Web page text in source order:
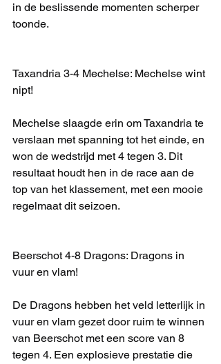
in de beslissende momenten scherper
toonde.
Taxandria 3-4 Mechelse: Mechelse wint
nipt!
Mechelse slaagde erin om Taxandria te
verslaan met spanning tot het einde, en
won de wedstrijd met 4 tegen 3. Dit
resultaat houdt hen in de race aan de
top van het klassement, met een mooie
regelmaat dit seizoen.
Beerschot 4-8 Dragons: Dragons in
vuur en vlam!
De Dragons hebben het veld letterlijk in
vuur en vlam gezet door ruim te winnen
van Beerschot met een score van 8
tegen 4. Een explosieve prestatie die